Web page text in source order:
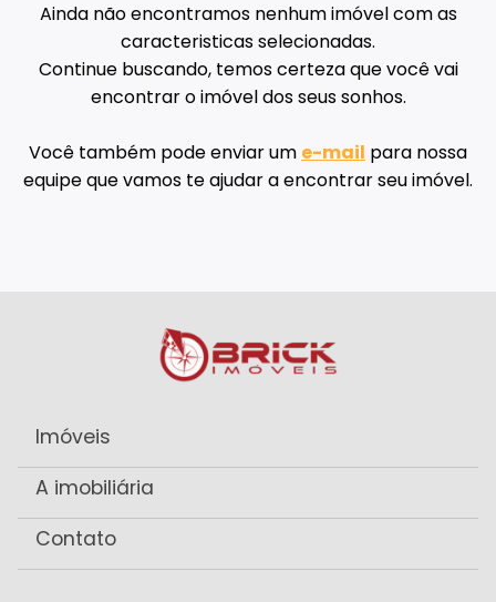
Ainda não encontramos nenhum imóvel com as
caracteristicas selecionadas.
Continue buscando, temos certeza que você vai
encontrar o imóvel dos seus sonhos.
Você também pode enviar um e-mail para nossa
equipe que vamos te ajudar a encontrar seu imóvel.
Imóveis
A imobiliária
Contato